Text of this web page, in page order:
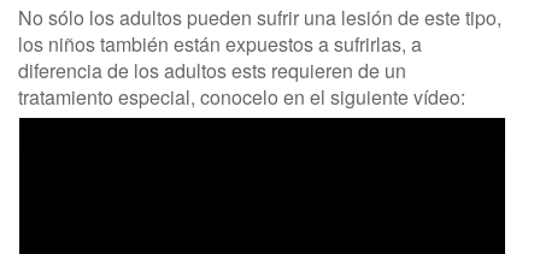
No sólo los adultos pueden sufrir una lesión de este tipo,
los niños también están expuestos a sufrirlas, a
diferencia de los adultos ests requieren de un
tratamiento especial, conocelo en el siguiente vídeo: